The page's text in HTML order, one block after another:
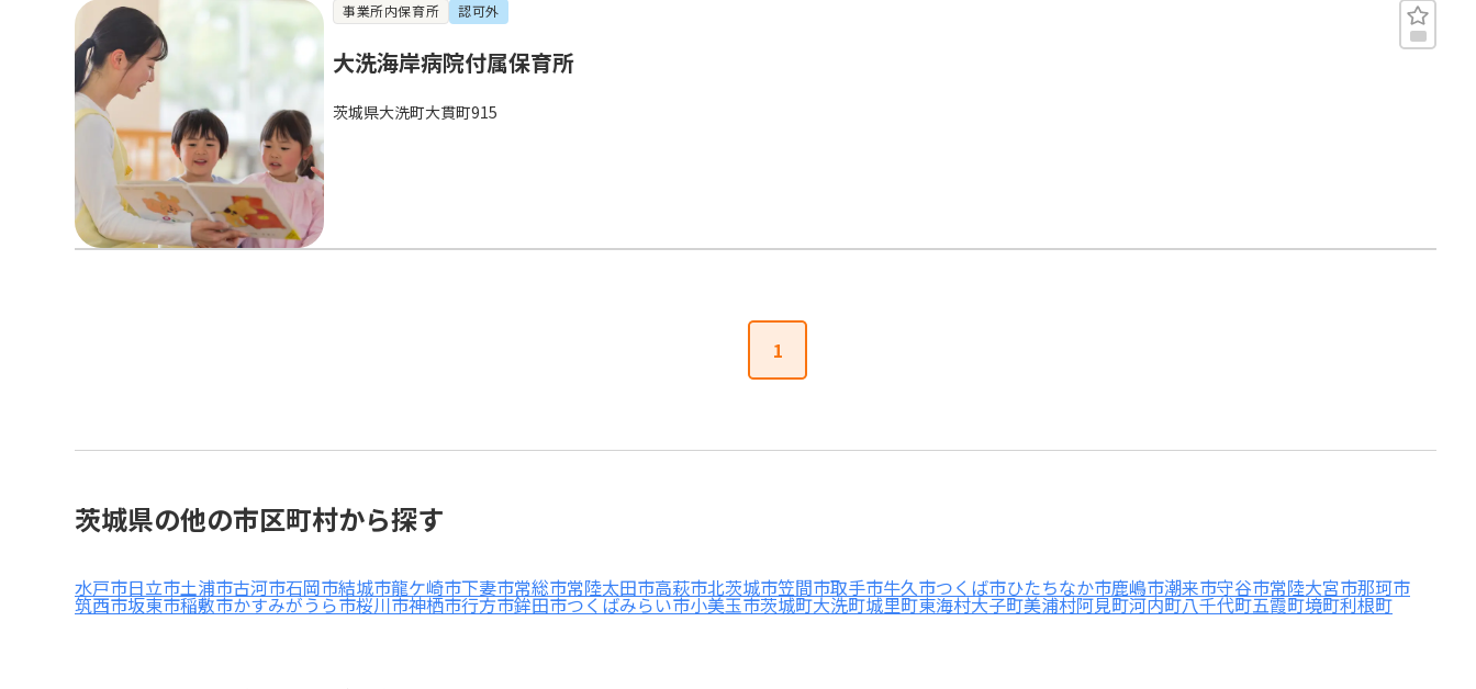
事業所内保育所 認可外
大洗海岸病院付属保育所
茨城県大洗町大貫町915
1
茨城県の他の市区町村から探す
水戸市日立市土浦市古河市石岡市結城市龍ケ崎市下妻市常総市常陸太田市高萩市北茨城市笠間市取手市牛久市つくば市ひたちなか市鹿嶋市潮来市守谷市常陸大宮市那珂市
筑西市坂東市稲敷市かすみがうら市桜川市神栖市行方市鉾田市つくばみらい市小美玉市茨城町大洗町城里町東海村大子町美浦村阿見町河内町八千代町五霞町境町利根町